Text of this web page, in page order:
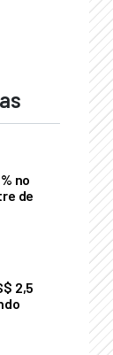
no
de
2,5